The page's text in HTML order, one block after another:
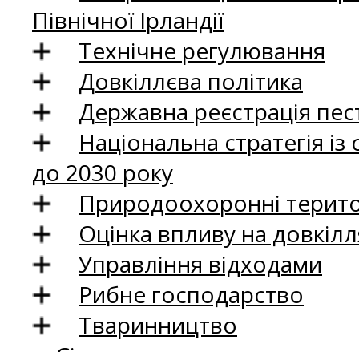
Північної Ірландії
Технічне регулювання
Довкіллєва політика
Державна реєстрація
Національна стратегія
до 2030 року
Природоохоронні
Оцінка впливу на
Управління відходами
Рибне господарство
Тваринництво